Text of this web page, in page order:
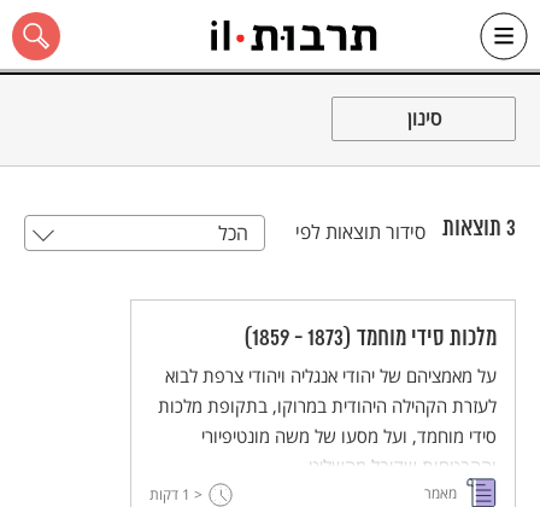
Skip
כל האתר
סינון
3 תוצאות סידור תוצאות לפי הכל
מלכות סידי מוחמד (1873 - 1859)
על מאמציהם של יהודי אנגליה ויהודי צרפת לבוא
לעזרת הקהילה היהודית במרוקו, בתקופת מלכות
סידי מוחמד, ועל מסעו של משה מונטיפיורי
וההבטחות שקיבל מהשליט.
מאמר < 1 דקות